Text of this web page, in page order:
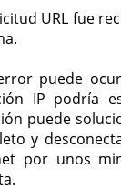
URL fue
puede
IP podría
puede
y
por unos